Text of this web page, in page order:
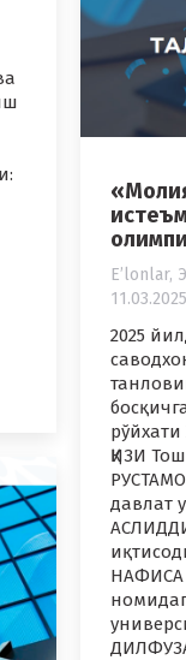
Eʼlonlar,
11.03.2025
2025
ҚИЗИ
давлат
НАФИСА